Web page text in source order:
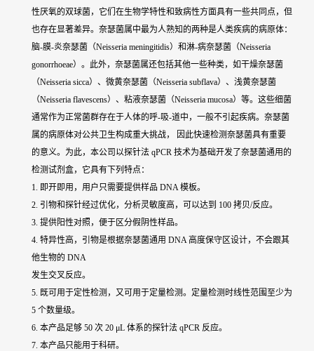
性厌氧的双球菌，它们在生物学特性和致病性方面具有一些共同点，但
也存在显著差异。奈瑟菌属中最为人熟知的两种是人类疾病的病原体：
脑-膜-炎奈瑟菌（Neisseria meningitidis）和淋-病奈瑟菌（Neisseria
gonorrhoeae）。此外，奈瑟菌属还包括其他一些种类，如干燥奈瑟菌
（Neisseria sicca）、微黄奈瑟菌（Neisseria subflava）、浅黄奈瑟菌
（Neisseria flavescens）、粘液奈瑟菌（Neisseria mucosa）等。这些细菌
通常作为正常菌群存在于人体的呼-吸-道中，一般不引起疾病。奈瑟菌
属的病原体对公共卫生构成重大挑战， 因此快速检测奈瑟菌具有重要
的意义。为此，本公司以探针法 qPCR 技术为基础开发了奈瑟菌通用的
检测试剂盒，它具有下列特点：
1. 即开即用，用户只需要提供样品 DNA 模板。
2. 引物和探针经过优化，分析灵敏度高，可以达到 100 拷贝/反应。
3. 提供阳性对照，便于区分假阴性样品。
4. 特异性高，引物是根据奈瑟菌通用 DNA 高度保守区设计，不会跟其
他生物的 DNA
发生交叉反应。
5. 既可用于定性检测，又可用于定量检测。定量检测时线性范围至少为
5 个数量级。
6. 本产品足够 50 次 20 μL 体系的探针法 qPCR 反应。
7. 本产品只能用于科研。